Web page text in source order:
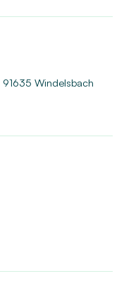
91635 Windelsbach